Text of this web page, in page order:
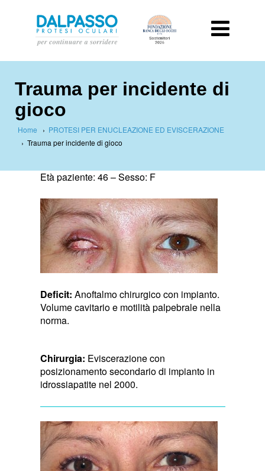
Trauma per incidente di
gioco
Home › PROTESI PER ENUCLEAZIONE ED EVISCERAZIONE
› Trauma per incidente di gioco
Età paziente: 46 –Sesso: F
Deficit: Anoftalmo chirurgico con impianto.
Volume cavitario e motilità palpebrale nella
norma.
Chirurgia: Eviscerazione con
posizionamento secondario di impianto in
idrossiapatite nel 2000.